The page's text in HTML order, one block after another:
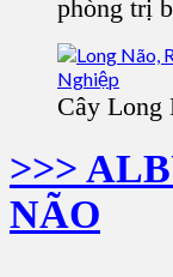
phòng trị
Cây Long
>>>
NÃO